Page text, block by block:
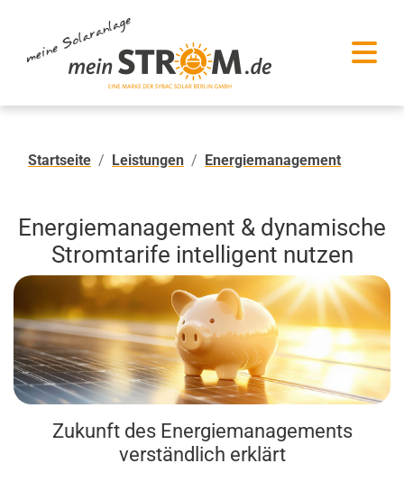
Startseite Leistungen Energiemanagement
Energiemanagement & dynamische
Stromtarife intelligent nutzen
Zukunft des Energiemanagements
verständlich erklärt